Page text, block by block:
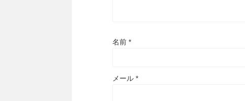
名前 *
メール *